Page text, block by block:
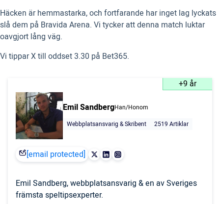
Häcken är hemmastarka, och fortfarande har inget lag lyckats
slå dem på Bravida Arena. Vi tycker att denna match luktar
oavgjort lång väg.
Vi tippar X till oddset 3.30 på Bet365.
+9 år
Emil SandbergHan/Honom
Webbplatsansvarig & Skribent
2519 Artiklar
[email protected]
Emil Sandberg, webbplatsansvarig & en av Sveriges
främsta speltipsexperter.